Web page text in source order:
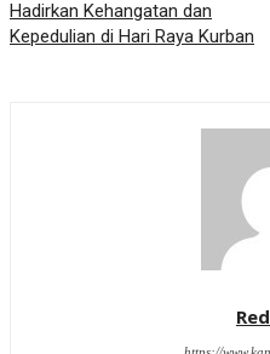
Hadirkan Kehangatan dan
Kepedulian di Hari Raya Kurban